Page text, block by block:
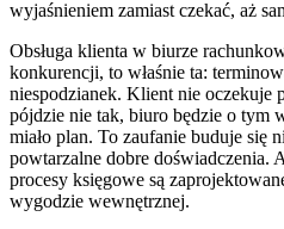
wyjaśnieniem zamiast czekać, aż
Obsługa klienta w biurze
konkurencji, to właśnie ta:
niespodzianek. Klient nie oczekuje
pójdzie nie tak, biuro będzie o tym
miało plan. To zaufanie buduje się
powtarzalne dobre doświadczenia.
procesy księgowe są
wygodzie wewnętrznej.